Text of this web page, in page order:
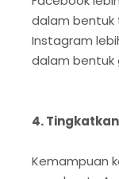
dalam bentuk
Instagram
dalam bentuk
4.
Kemampuan